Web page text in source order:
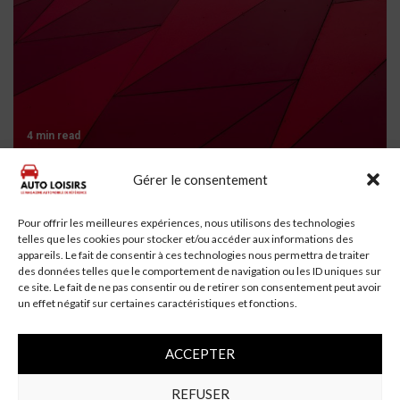
Gérer le consentement
Pour offrir les meilleures expériences, nous utilisons des technologies
telles que les cookies pour stocker et/ou accéder aux informations des
appareils. Le fait de consentir à ces technologies nous permettra de traiter
des données telles que le comportement de navigation ou les ID uniques sur
ce site. Le fait de ne pas consentir ou de retirer son consentement peut avoir
un effet négatif sur certaines caractéristiques et fonctions.
ACCEPTER
REFUSER
4 min read
Un automobiliste de 69 ans se tue en voiture à
Saint-Aubin-Montenoy